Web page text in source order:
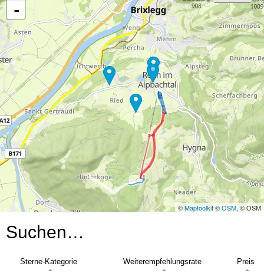
-
©Maptoolkit©OSM, © OSM
Suchen…
Sterne-Kategorie Weiterempfehlungsrate Preis